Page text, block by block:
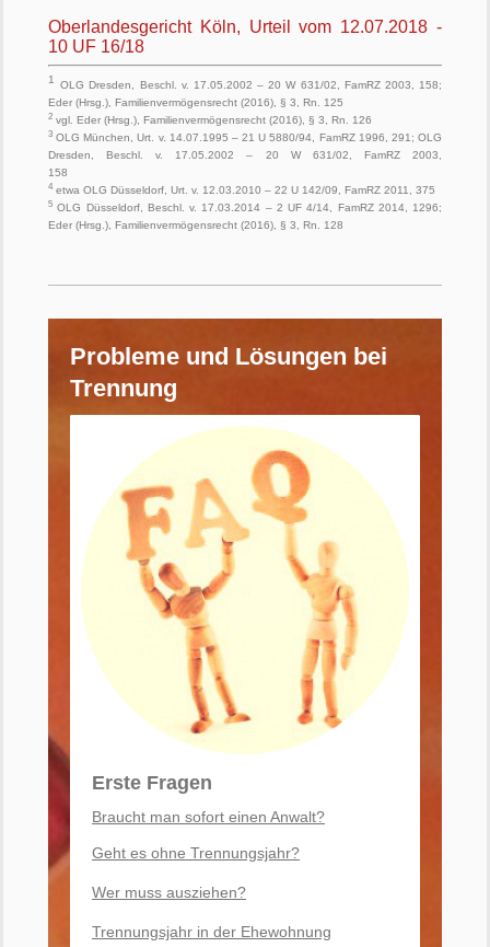
Oberlandesgericht Köln, Urteil vom 12.07.2018 -
10 UF 16/18
1
OLG Dresden, Beschl. v. 17.05.2002 – 20 W 631/02, FamRZ 2003, 158;
Eder (Hrsg.), Familienvermögensrecht (2016), § 3, Rn. 125
2 vgl. Eder (Hrsg.), Familienvermögensrecht (2016), § 3, Rn. 126
3 OLG München, Urt. v. 14.07.1995 – 21 U 5880/94, FamRZ 1996, 291; OLG
Dresden, Beschl. v. 17.05.2002 – 20 W 631/02, FamRZ 2003,
158
4 etwa OLG Düsseldorf, Urt. v. 12.03.2010 – 22 U 142/09, FamRZ 2011, 375
5 OLG Düsseldorf, Beschl. v. 17.03.2014 – 2 UF 4/14, FamRZ 2014, 1296;
Eder (Hrsg.), Familienvermögensrecht (2016), § 3, Rn. 128
Probleme und Lösungen bei
Trennung
Erste Fragen
Braucht man sofort einen Anwalt?
Geht es ohne Trennungsjahr?
Wer muss ausziehen?
Trennungsjahr in der Ehewohnung